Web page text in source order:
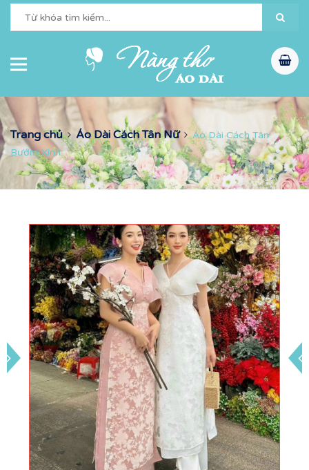
Trang chủ Áo Dài Cách Tân Nữ
Áo Dài Cách Tân
Bướm Xinh